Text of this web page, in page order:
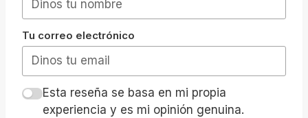
Tu correo electrónico
Esta reseña se basa en mi propia
experiencia y es mi opinión genuina.